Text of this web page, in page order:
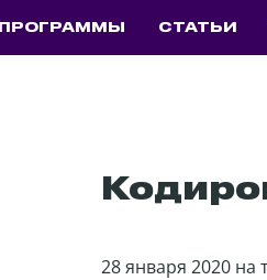
ПРОГРАММЫ СТАТЬИ
28 января 2020 на